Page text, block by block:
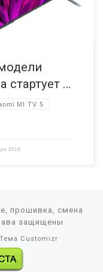
стартует …
MI TV 5
2019
прошивка, смена
защищены
Тема Customizr